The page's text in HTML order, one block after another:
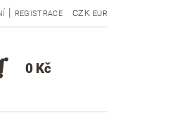
CZK EUR
| REGISTRACE
0 Kč